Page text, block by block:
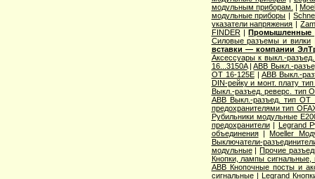
модульным приборам.
|
модульные приборы |
указатели напряжения |
FINDER|Промышленные
Cиловые разъемы и вилки
вставки — компании
Аксессуары к выкл.-
16...3150A|ABB Выкл.-
OT 16-125E| ABB Выкл.-
DIN-рейку и монт. плату
Выкл.-разъед. реверс. тип
ABB Выкл.-разъед. тип OT
предохранителями тип
Рубильники модульные
предохранители| Legrand
объединения|Moeller
Выключатели-
модульные|Прочие
Кнопки, лампы сигнальные,
ABB Кнопочные посты и
сигнальные| Legrand